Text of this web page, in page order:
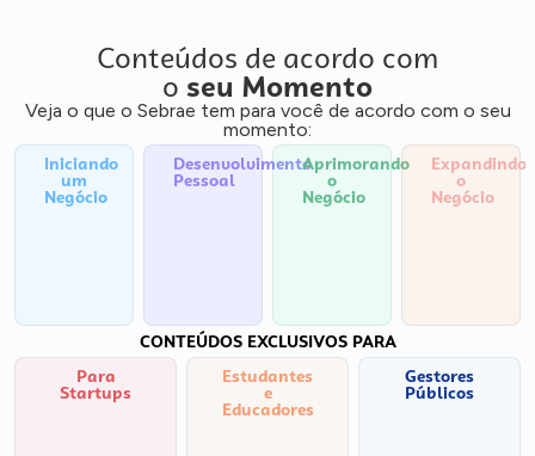
Conteúdos de acordo com
o seu Momento
Veja o que o Sebrae tem para você de acordo com o seu
momento:
Iniciando
um
Negócio
Desenvolvimento
Pessoal
Aprimorando
o
Negócio
Expandindo
o
Negócio
CONTEÚDOS EXCLUSIVOS PARA
Para
Startups
Estudantes
e
Educadores
Gestores
Públicos